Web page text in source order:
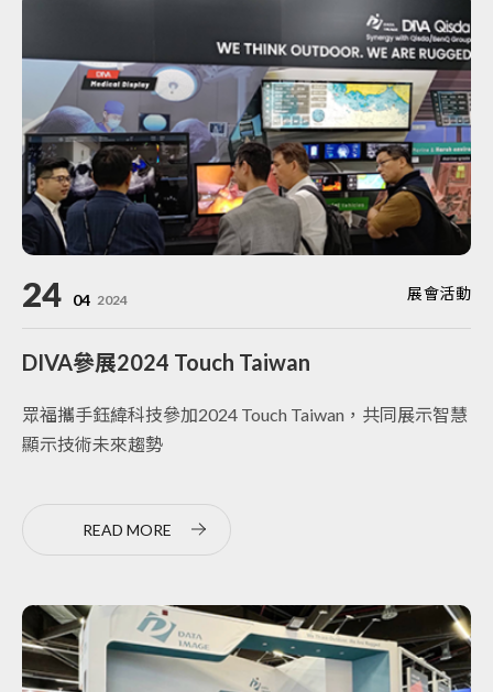
24 04 2024 展會活動
DIVA參展2024 Touch Taiwan
眾福攜手鈺緯科技參加2024 Touch Taiwan，共同展示智慧
顯示技術未來趨勢
READ MORE